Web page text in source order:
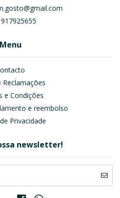
Menu
Reclamações
e Condições
e reembolso
Privacidade
newsletter!